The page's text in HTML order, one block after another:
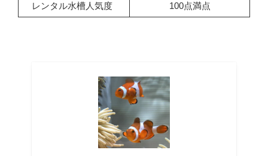
レンタル水槽人気度 100点満点